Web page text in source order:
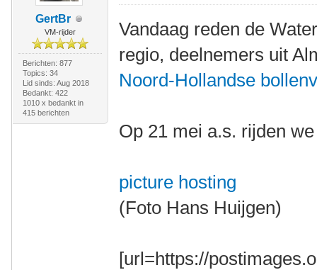
GertBr
VM-rijder
Berichten: 877
Topics: 34
Lid sinds: Aug 2018
Bedankt: 422
1010 x bedankt in
415 berichten
Vandaag reden de
regio, deelnemers uit
Noord-Hollandse
Op 21 mei a.s. rijden
picture hosting
(Foto Hans Huijgen)
[url=https://